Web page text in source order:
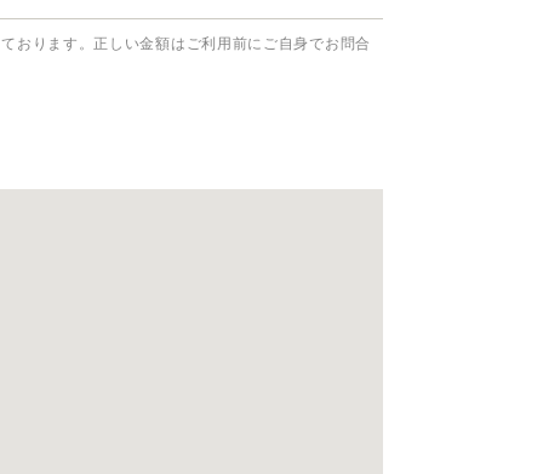
おります。正しい金額はご利用前にご自身でお問合